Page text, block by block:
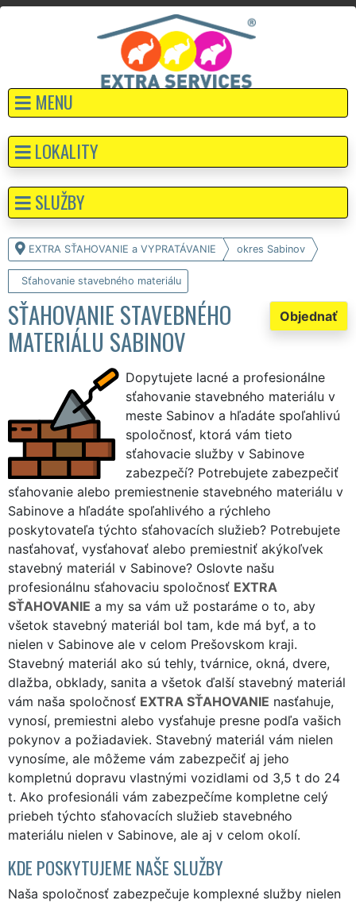
MENU
EXTRA SŤAHOVANIE a VYPRATÁVANIE okres Sabinov
Sťahovanie stavebného materiálu
Objednať
SŤAHOVANIE STAVEBNÉHO
MATERIÁLU SABINOV
Dopytujete lacné a profesionálne
sťahovanie stavebného materiálu v
meste Sabinov a hľadáte spoľahlivú
spoločnosť, ktorá vám tieto
sťahovacie služby v Sabinove
zabezpečí? Potrebujete zabezpečiť
sťahovanie alebo premiestnenie stavebného materiálu v
Sabinove a hľadáte spoľahlivého a rýchleho
poskytovateľa týchto sťahovacích služieb? Potrebujete
nasťahovať, vysťahovať alebo premiestniť akýkoľvek
stavebný materiál v Sabinove? Oslovte našu
profesionálnu sťahovaciu spoločnosť EXTRA
SŤAHOVANIE a my sa vám už postaráme o to, aby
všetok stavebný materiál bol tam, kde má byť, a to
nielen v Sabinove ale v celom Prešovskom kraji.
Stavebný materiál ako sú tehly, tvárnice, okná, dvere,
dlažba, obklady, sanita a všetok ďalší stavebný materiál
vám naša spoločnosť EXTRA SŤAHOVANIE nasťahuje,
vynosí, premiestni alebo vysťahuje presne podľa vašich
pokynov a požiadaviek. Stavebný materiál vám nielen
vynosíme, ale môžeme vám zabezpečiť aj jeho
kompletnú dopravu vlastnými vozidlami od 3,5 t do 24
t. Ako profesionáli vám zabezpečíme kompletne celý
priebeh týchto sťahovacích služieb stavebného
materiálu nielen v Sabinove, ale aj v celom okolí.
KDE POSKYTUJEME NAŠE SLUŽBY
Naša spoločnosť zabezpečuje komplexné služby nielen
LOKALITY
SLUŽBY